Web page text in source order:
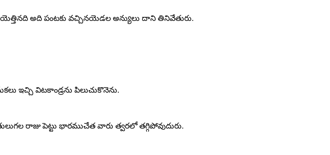
అది పంటకు వచ్చినయెడల అన్యులు దాని తినివేతురు.
ఇచ్చి విటకాండ్రను పిలుచుకొనెను.
రాజు పెట్టు భారముచేత వారు త్వరలో తగ్గిపోవుదురు.